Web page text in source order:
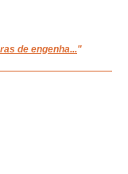
de engenha..."